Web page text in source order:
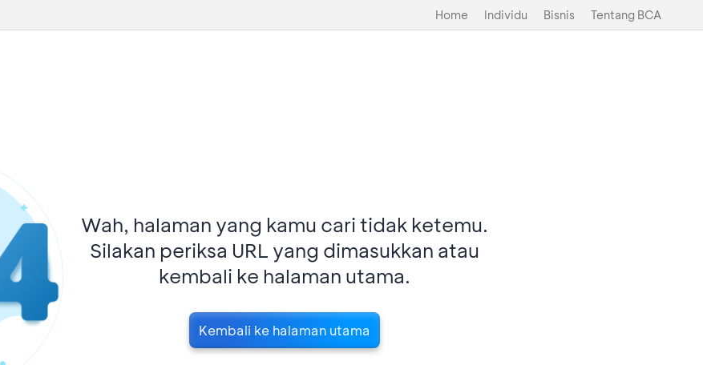
Home Individu Bisnis Tentang BCA
Wah, halaman yang kamu cari tidak ketemu.
Silakan periksa URL yang dimasukkan atau
kembali ke halaman utama.
Kembali ke halaman utama